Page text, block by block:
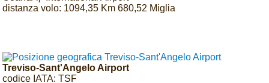
distanza volo: 1094,35 Km 680,52 Miglia
Treviso-Sant'Angelo Airport
codice IATA: TSF